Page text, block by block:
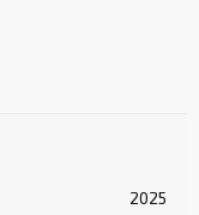
2025